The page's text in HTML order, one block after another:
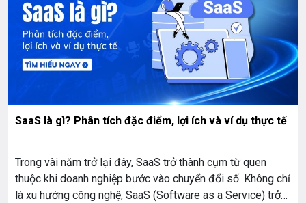
SaaS là gì? Phân tích đặc điểm, lợi ích và ví dụ thực tế
Trong vài năm trở lại đây, SaaS trở thành cụm từ quen
thuộc khi doanh nghiệp bước vào chuyển đổi số. Không chỉ
là xu hướng công nghệ, SaaS (Software as a Service) trở